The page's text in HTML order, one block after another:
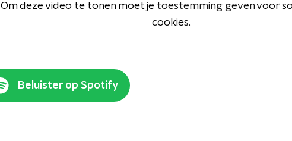
Om deze video te tonen moet je toestemming gevenvoor
cookies.
Beluister op Spotify